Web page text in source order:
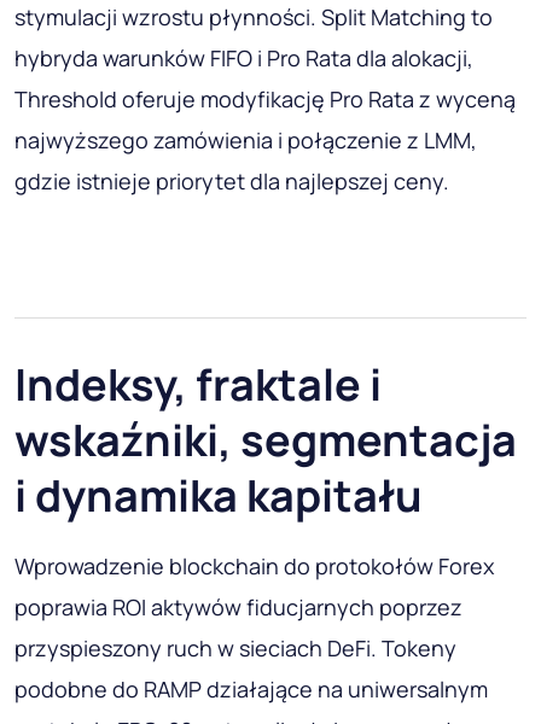
stymulacji wzrostu płynności. Split Matching to
hybryda warunków FIFO i Pro Rata dla alokacji,
Threshold oferuje modyfikację Pro Rata z wyceną
najwyższego zamówienia i połączenie z LMM,
gdzie istnieje priorytet dla najlepszej ceny.
Indeksy, fraktale i
wskaźniki, segmentacja
i dynamika kapitału
Wprowadzenie blockchain do protokołów Forex
poprawia ROI aktywów fiducjarnych poprzez
przyspieszony ruch w sieciach DeFi. Tokeny
podobne do RAMP działające na uniwersalnym